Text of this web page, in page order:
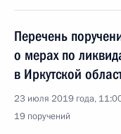
Перечень
о мерах по
в Иркутской
23 июля 2019 года,
19 поручений